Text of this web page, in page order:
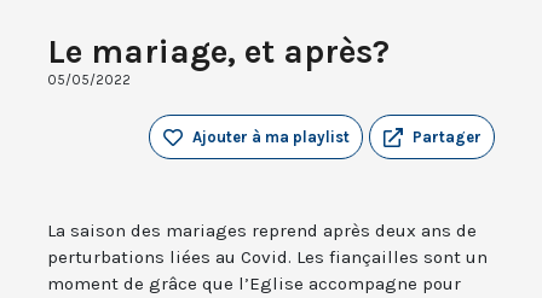
Le mariage, et après?
05/05/2022
Partager
Ajouter à ma playlist
La saison des mariages reprend après deux ans de
perturbations liées au Covid. Les fiançailles sont un
moment de grâce que l’Eglise accompagne pour